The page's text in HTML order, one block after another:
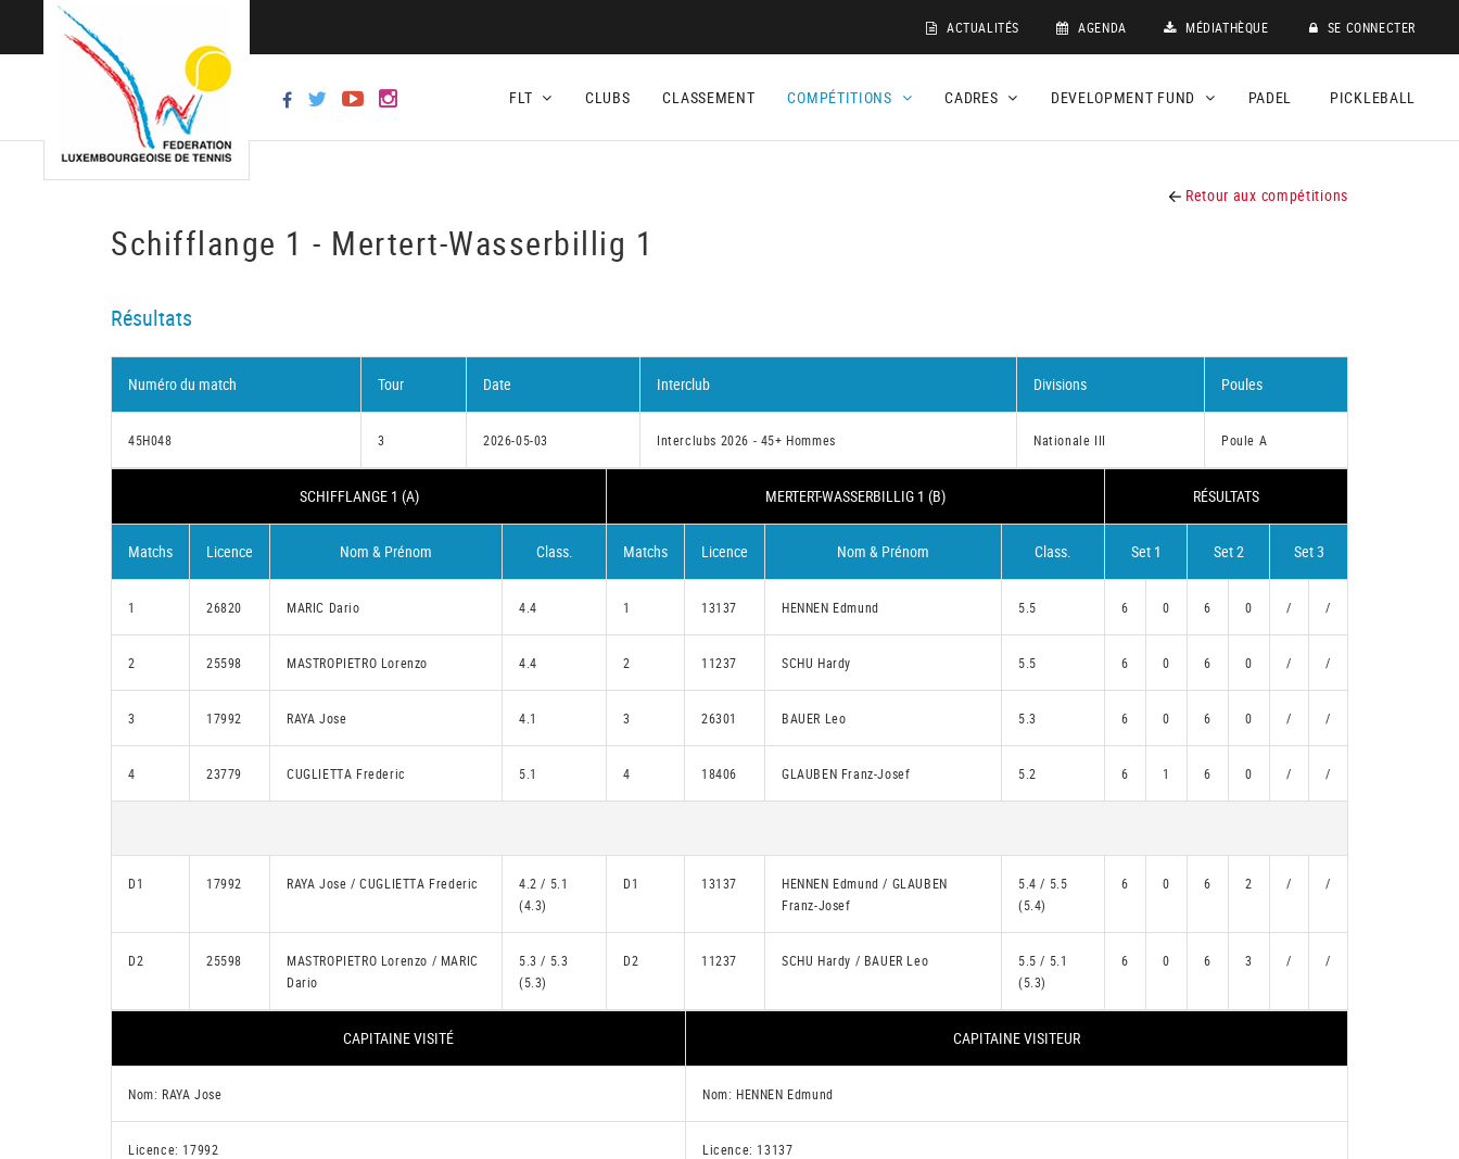
ACTUALITÉS AGENDA MÉDIATHÈQUE SE CONNECTER
FLT CLUBS CLASSEMENT COMPÉTITIONS CADRES DEVELOPMENT FUND PADEL PICKLEBALL
Retour aux compétitions
Schifflange 1 - Mertert-Wasserbillig 1
Résultats
Numéro du match Tour Date Interclub Divisions Poules
45H048 3 2026-05-03 Interclubs 2026 - 45+ Hommes Nationale III Poule A
SCHIFFLANGE 1 (A) MERTERT-WASSERBILLIG 1 (B) RÉSULTATS
Matchs Licence Nom & Prénom Class. Matchs Licence Nom & Prénom Class. Set 1 Set 2 Set 3
1 26820 MARIC Dario 4.4 1 13137 HENNEN Edmund 5.5 6 0 6 0 / /
2 25598 MASTROPIETRO Lorenzo 4.4 2 11237 SCHU Hardy 5.5 6 0 6 0 / /
3 17992 RAYA Jose 4.1 3 26301 BAUER Leo 5.3 6 0 6 0 / /
4 23779 CUGLIETTA Frederic 5.1 4 18406 GLAUBEN Franz-Josef 5.2 6 1 6 0 / /
D1 17992 RAYA Jose / CUGLIETTA Frederic
4.2 / 5.1
(4.3)
D1 13137
HENNEN Edmund / GLAUBEN
Franz-Josef
5.4 / 5.5
(5.4)
6 0 6 2 / /
D2 25598
MASTROPIETRO Lorenzo / MARIC
Dario
5.3 / 5.3
(5.3)
D2 11237 SCHU Hardy / BAUER Leo
5.5 / 5.1
(5.3)
6 0 6 3 / /
CAPITAINE VISITÉ CAPITAINE VISITEUR
Nom: RAYA Jose Nom: HENNEN Edmund
Licence: 17992 Licence: 13137